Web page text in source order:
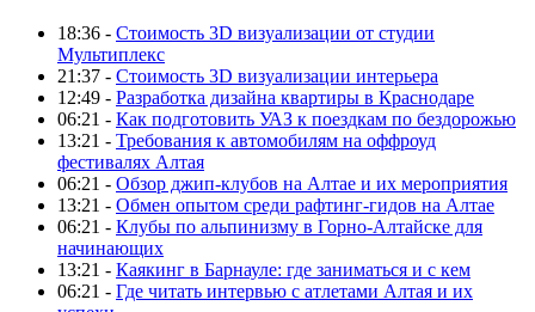
18:36 - Стоимость 3D визуализации от студии
Мультиплекс
21:37 - Стоимость 3D визуализации интерьера
12:49 - Разработка дизайна квартиры в Краснодаре
06:21 - Как подготовить УАЗ к поездкам по бездорожью
13:21 - Требования к автомобилям на оффроуд
фестивалях Алтая
06:21 - Обзор джип-клубов на Алтае и их мероприятия
13:21 - Обмен опытом среди рафтинг-гидов на Алтае
06:21 - Клубы по альпинизму в Горно-Алтайске для
начинающих
13:21 - Каякинг в Барнауле: где заниматься и с кем
06:21 - Где читать интервью с атлетами Алтая и их